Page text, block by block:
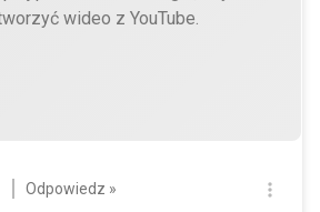
wideo z YouTube.
Odpowiedz »